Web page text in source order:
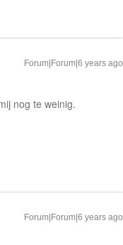
Forum|Forum|6 years ago
nog te weinig.
Forum|Forum|6 years ago